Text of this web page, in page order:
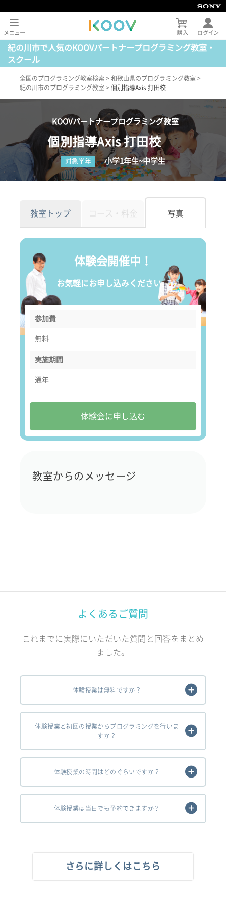
紀の川市で人気のKOOVパートナープログラミング教室・
スクール
全国のプログラミング教室検索 > 和歌山県のプログラミング教室 >
紀の川市のプログラミング教室 > 個別指導Axis 打田校
KOOVパートナープログラミング教室
個別指導Axis 打田校
対象学年 小学1年生~中学生
教室トップ コース・料金 写真
体験会開催中！
お気軽にお申し込みください。
参加費
無料
実施期間
通年
体験会に申し込む
教室からのメッセージ
よくあるご質問
これまでに実際にいただいた質問と回答をまとめ
ました。
体験授業は無料ですか？
体験授業と初回の授業からプログラミングを行いま
すか？
体験授業の時間はどのぐらいですか？
体験授業は当日でも予約できますか？
さらに詳しくはこちら